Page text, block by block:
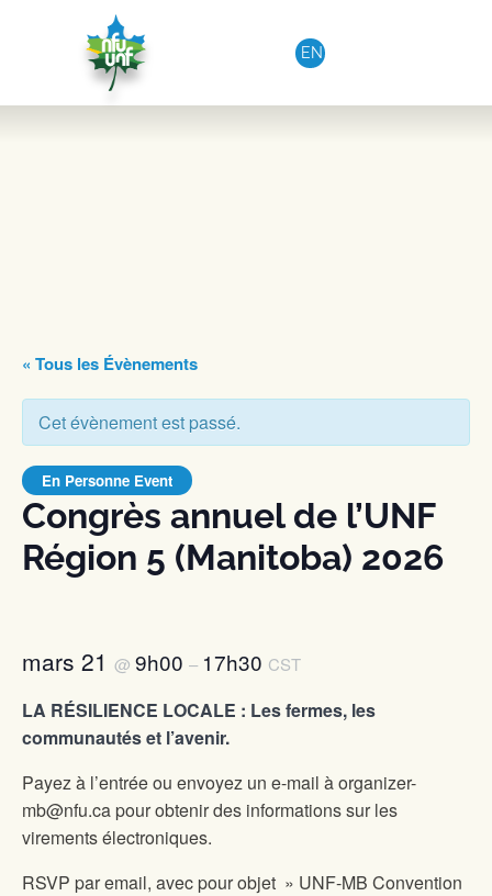
Aller au contenu
EN
« Tous les Évènements
Cet évènement est passé.
Congrès annuel de l’UNF
Région 5 (Manitoba) 2026
En Personne Event
LA RÉSILIENCE LOCALE : Les fermes, les
communautés et l’avenir.
Payez à l’entrée ou envoyez un e-mail à organizer-
mb@nfu.ca pour obtenir des informations sur les
virements électroniques.
RSVP par email, avec pour objet » UNF-MB Convention
mars 21 @ 9h00 – 17h30 CST